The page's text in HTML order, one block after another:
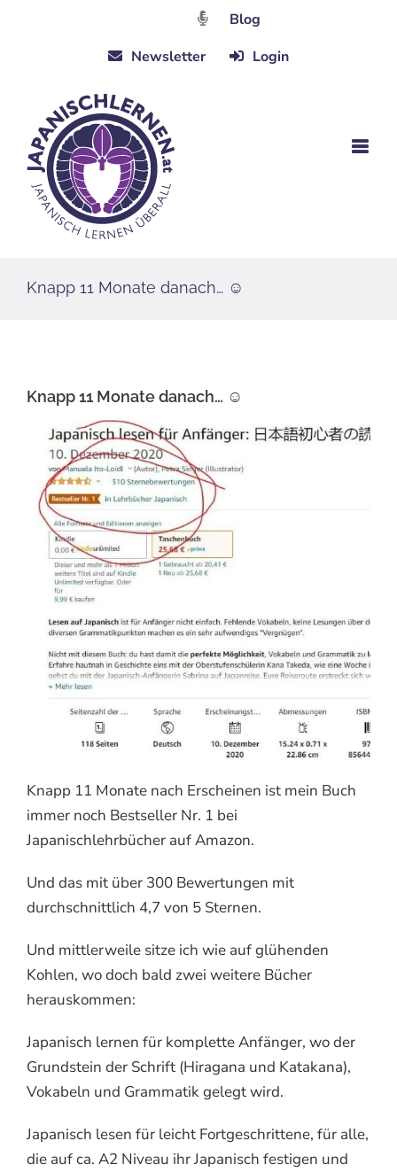
Blog
Newsletter
Login
Knapp 11 Monate danach… ☺
Knapp 11 Monate danach… ☺
Knapp 11 Monate nach Erscheinen ist mein Buch
immer noch Bestseller Nr. 1 bei
Japanischlehrbücher auf Amazon.
Und das mit über 300 Bewertungen mit
durchschnittlich 4,7 von 5 Sternen.
Und mittlerweile sitze ich wie auf glühenden
Kohlen, wo doch bald zwei weitere Bücher
herauskommen:
Japanisch lernen für komplette Anfänger, wo der
Grundstein der Schrift (Hiragana und Katakana),
Vokabeln und Grammatik gelegt wird.
Japanisch lesen für leicht Fortgeschrittene, für alle,
die auf ca. A2 Niveau ihr Japanisch festigen und